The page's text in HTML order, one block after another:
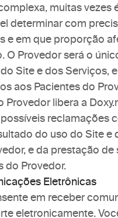
muitas vezes
determinar com
e em que proporção
O Provedor será o
Site e dos Serviços,
aos Pacientes do
Provedor libera a
reclamações
do uso do Site e
e da prestação de
do Provedor.
Eletrônicas
em receber
eletronicamente.